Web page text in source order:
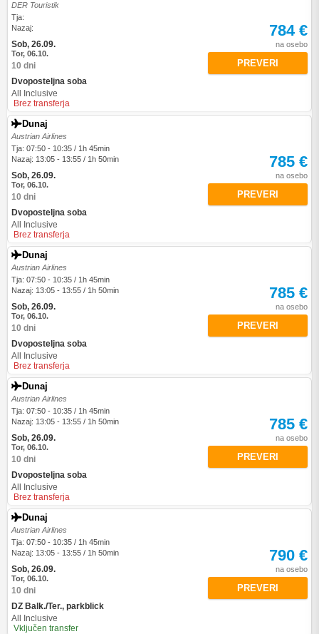
DER Touristik
Tja:
Nazaj:
Sob, 26.09.
Tor, 06.10.
10 dni
Dvoposteljna soba
All Inclusive
Brez transferja
784 €
na osebo
PREVERI
Dunaj
Austrian Airlines
Tja: 07:50 - 10:35 / 1h 45min
Nazaj: 13:05 - 13:55 / 1h 50min
Sob, 26.09.
Tor, 06.10.
10 dni
Dvoposteljna soba
All Inclusive
Brez transferja
785 €
na osebo
PREVERI
Dunaj
Austrian Airlines
Tja: 07:50 - 10:35 / 1h 45min
Nazaj: 13:05 - 13:55 / 1h 50min
Sob, 26.09.
Tor, 06.10.
10 dni
Dvoposteljna soba
All Inclusive
Brez transferja
785 €
na osebo
PREVERI
Dunaj
Austrian Airlines
Tja: 07:50 - 10:35 / 1h 45min
Nazaj: 13:05 - 13:55 / 1h 50min
Sob, 26.09.
Tor, 06.10.
10 dni
Dvoposteljna soba
All Inclusive
Brez transferja
785 €
na osebo
PREVERI
Dunaj
Austrian Airlines
Tja: 07:50 - 10:35 / 1h 45min
Nazaj: 13:05 - 13:55 / 1h 50min
Sob, 26.09.
Tor, 06.10.
10 dni
DZ Balk./Ter., parkblick
All Inclusive
Vključen transfer
790 €
na osebo
PREVERI